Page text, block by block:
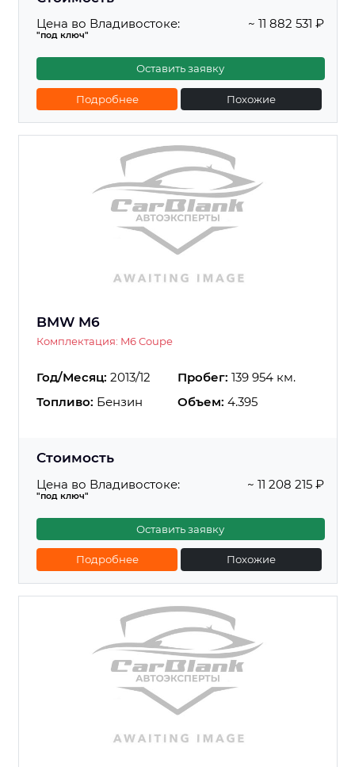
Цена во Владивостоке:
"под ключ"
~ 11 882 531 ₽
Оставить заявку
Подробнее Похожие
BMW M6
Комплектация: M6 Coupe
Год/Месяц: 2013/12 Пробег: 139 954 км.
Топливо: Бензин Объем: 4.395
Стоимость
Цена во Владивостоке:
"под ключ"
~ 11 208 215 ₽
Оставить заявку
Подробнее Похожие